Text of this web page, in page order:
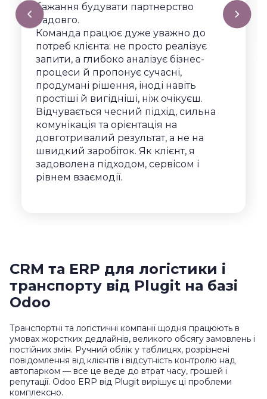
бажання будувати партнерство
надовго.
Команда працює дуже уважно до
потреб клієнта: не просто реалізує
запити, а глибоко аналізує бізнес-
процеси й пропонує сучасні,
продумані рішення, іноді навіть
простіші й вигідніші, ніж очікуєш.
Відчувається чесний підхід, сильна
комунікація та орієнтація на
довготривалий результат, а не на
швидкий заробіток. Як клієнт, я
задоволена підходом, сервісом і
рівнем взаємодії.
CRM та ERP для логістики і
транспорту від Plugit на базі
Odoo
Транспортні та логістичні компанії щодня працюють в
умовах жорстких дедлайнів, великого обсягу замовлень і
постійних змін. Ручний облік у таблицях, розрізнені
повідомлення від клієнтів і відсутність контролю над
автопарком — все це веде до втрат часу, грошей і
репутації. Odoo ERP від Plugit вирішує ці проблеми
комплексно.